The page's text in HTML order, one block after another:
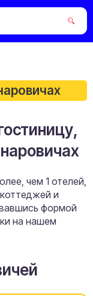
чем 1 отелей,
и
формой
на нашем